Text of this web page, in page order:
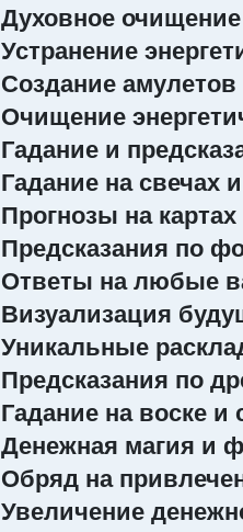
Духовное
Устранение
Создание
Очищение
Гадание и
Гадание на свечах
Прогнозы на картах
Предсказания по
Ответы на любые
Визуализация
Уникальные
Предсказания по
Гадание на воске
Денежная магия и
Обряд на
Увеличение